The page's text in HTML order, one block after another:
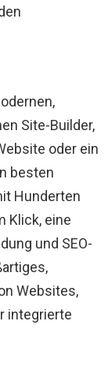
Site-Builder,
oder ein
besten
Hunderten
Klick, eine
und SEO-
Websites,
integrierte